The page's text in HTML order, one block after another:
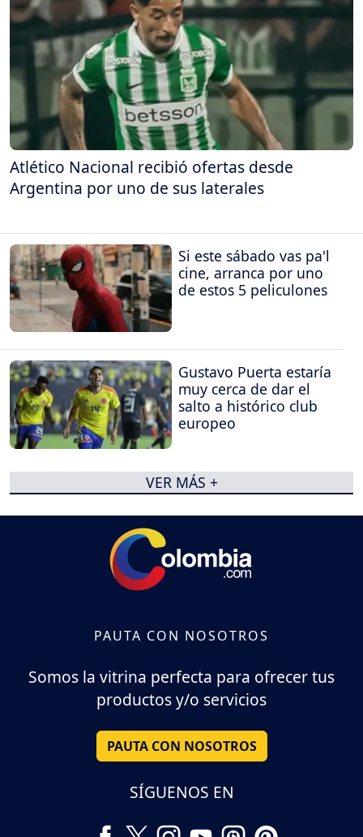
Atlético Nacional recibió ofertas desde
Argentina por uno de sus laterales
Si este sábado vas pa'l
cine, arranca por uno
de estos 5 peliculones
Gustavo Puerta estaría
muy cerca de dar el
salto a histórico club
europeo
VER MÁS +
PAUTA CON NOSOTROS
Somos la vitrina perfecta para ofrecer tus
productos y/o servicios
PAUTA CON NOSOTROS
SÍGUENOS EN